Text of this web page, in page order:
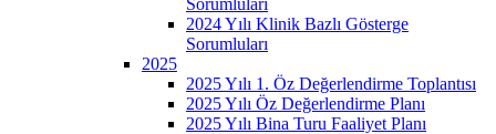
2024 Yılı Klinik Bazlı Gösterge
Sorumluları
2025
2025 Yılı 1. Öz Değerlendirme Toplantısı
2025 Yılı Öz Değerlendirme Planı
2025 Yılı Bina Turu Faaliyet Planı